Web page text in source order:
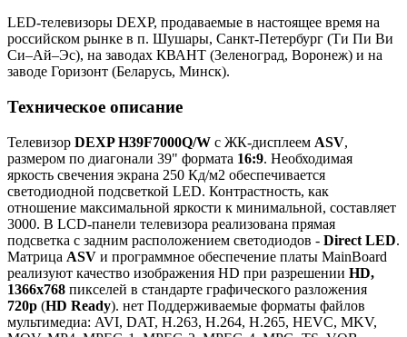
LED-телевизоры DEXP, продаваемые в настоящее время на
российском рынке в п. Шушары, Санкт-Петербург (Ти Пи Ви
Си–Ай–Эс), на заводах КВАНТ (Зеленоград, Воронеж) и на
заводе Горизонт (Беларусь, Минск).
Техническое описание
Телевизор DEXP H39F7000Q/W с ЖК-дисплеем ASV,
размером по диагонали 39" формата 16:9. Необходимая
яркость свечения экрана 250 Кд/м2 обеспечивается
светодиодной подсветкой LED. Контрастность, как
отношение максимальной яркости к минимальной, составляет
3000. В LCD-панели телевизора реализована прямая
подсветка с задним расположением светодиодов - Direct LED.
Матрица ASV и программное обеспечение платы MainBoard
реализуют качество изображения HD при разрешении HD,
1366x768 пикселей в стандарте графического разложения
720p (HD Ready). нет Поддерживаемые форматы файлов
мультимедиа: AVI, DAT, H.263, H.264, H.265, HEVC, MKV,